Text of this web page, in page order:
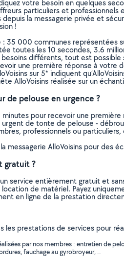
votre besoin en quelques
particuliers et professionnels
depuis la messagerie privée et
!
35 000 communes représentées
toutes les 10 secondes, 3.6
différents, tout est possible
une première réponse à votre
sur 5* indiquent
AlloVoisins réalisée sur un
de pelouse en urgence ?
minutes pour recevoir une
de tonte de pelouse -
professionnels ou
messagerie AlloVoisins pour des
gratuit ?
service entièrement gratuit et
de matériel. Payez
en ligne de la prestation
les prestations de services pour
par nos membres : entretien de
fauchage au gyrobroyeur, ..